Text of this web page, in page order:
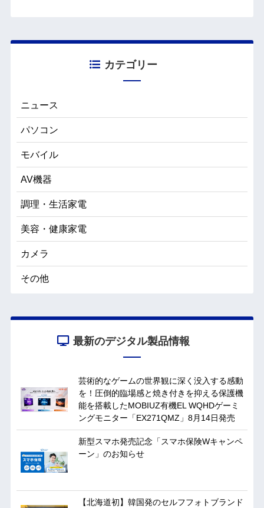
カテゴリー
ニュース
パソコン
モバイル
AV機器
調理・生活家電
美容・健康家電
カメラ
その他
最新のデジタル製品情報
芸術的なゲームの世界観に深く没入する感動
を！圧倒的臨場感と焼き付きを抑える保護機
能を搭載したMOBIUZ有機EL WQHDゲーミ
ングモニター「EX271QMZ」8月14日発売
新型スマホ発売記念「スマホ保険Wキャンペ
ーン」のお知らせ
【北海道初】韓国発のセルフフォトブランド